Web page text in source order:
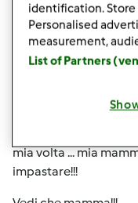
chya72
mia volta ... mia
impastare!!!
identification.
Personalised
measurement,
List of Partners